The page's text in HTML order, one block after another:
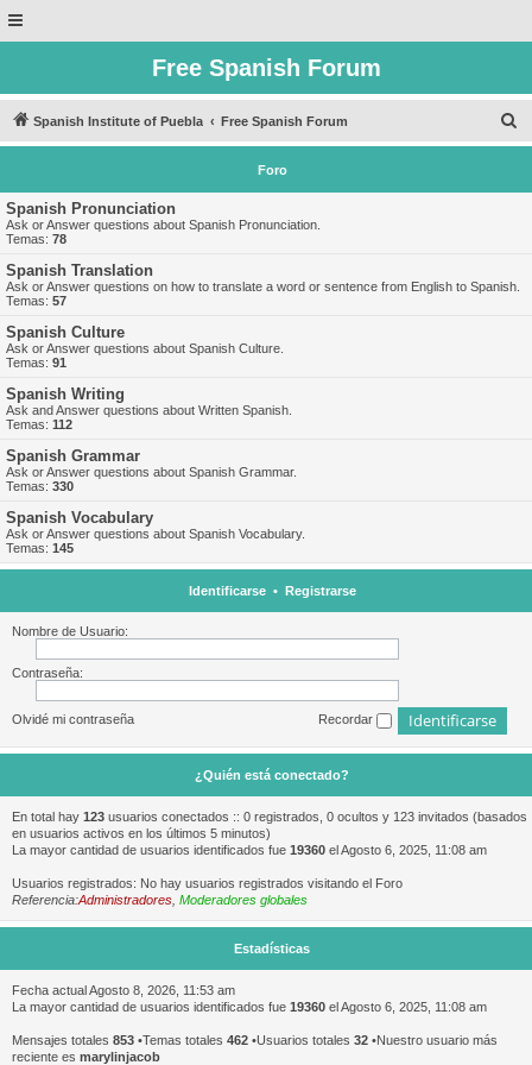
Free Spanish Forum
Spanish Institute of Puebla Free Spanish Forum
u
Foro
Spanish Pronunciation
Ask or Answer questions about Spanish Pronunciation.
Temas: 78
Spanish Translation
Ask or Answer questions on how to translate a word or sentence from English to Spanish.
Temas: 57
Spanish Culture
Ask or Answer questions about Spanish Culture.
Temas: 91
Spanish Writing
Ask and Answer questions about Written Spanish.
Temas: 112
Spanish Grammar
Ask or Answer questions about Spanish Grammar.
Temas: 330
Spanish Vocabulary
Ask or Answer questions about Spanish Vocabulary.
Temas: 145
Identificarse• Registrarse
Nombre de Usuario:
Contraseña:
Olvidé mi contraseña Recordar
¿Quién está conectado?
En total hay 123 usuarios conectados :: 0 registrados, 0 ocultos y 123 invitados (basados
en usuarios activos en los últimos 5 minutos)
La mayor cantidad de usuarios identificados fue 19360 el Agosto 6, 2025, 11:08 am
Usuarios registrados: No hay usuarios registrados visitando el Foro
Referencia:Administradores Moderadores globales
Estadísticas
Fecha actual Agosto 8, 2026, 11:53 am
La mayor cantidad de usuarios identificados fue 19360 el Agosto 6, 2025, 11:08 am
Mensajes totales 853 •Temas totales 462 •Usuarios totales 32 •Nuestro usuario más
reciente es marylinjacob